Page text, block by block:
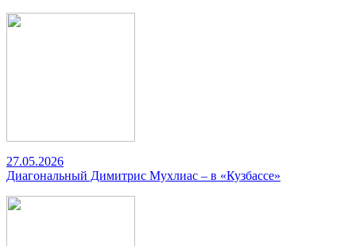
27.05.2026
Диагональный Димитрис Мухлиас – в «Кузбассе»